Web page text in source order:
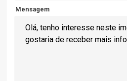
Mensagem